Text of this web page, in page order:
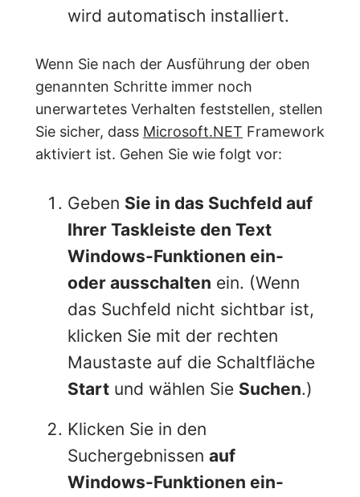
wird automatisch installiert.
Wenn Sie nach der Ausführung der oben
genannten Schritte immer noch
unerwartetes Verhalten feststellen, stellen
Sie sicher, dass Microsoft.NET Framework
aktiviert ist. Gehen Sie wie folgt vor:
Geben Sie in das Suchfeld auf
Ihrer Taskleiste den Text
Windows-Funktionen ein-
oder ausschalten ein. (Wenn
das Suchfeld nicht sichtbar ist,
klicken Sie mit der rechten
Maustaste auf die Schaltfläche
Start und wählen Sie Suchen.)
Klicken Sie in den
Suchergebnissen auf
Windows-Funktionen ein-